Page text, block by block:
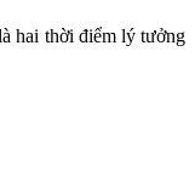
hai thời điểm lý tưởng